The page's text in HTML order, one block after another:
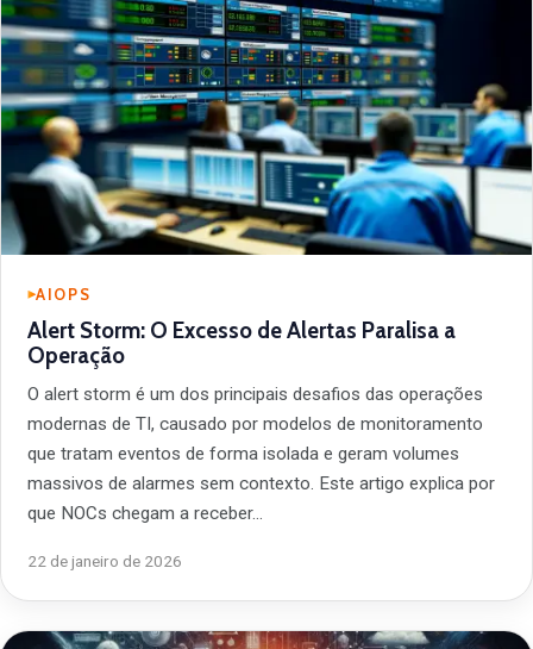
AIOPS
Alert Storm: O Excesso de Alertas Paralisa a
Operação
O alert storm é um dos principais desafios das operações
modernas de TI, causado por modelos de monitoramento
que tratam eventos de forma isolada e geram volumes
massivos de alarmes sem contexto. Este artigo explica por
que NOCs chegam a receber…
22 de janeiro de 2026